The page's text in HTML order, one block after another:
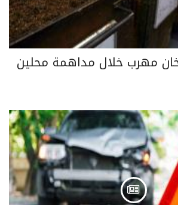
مهرب خلال مداهمة محلين